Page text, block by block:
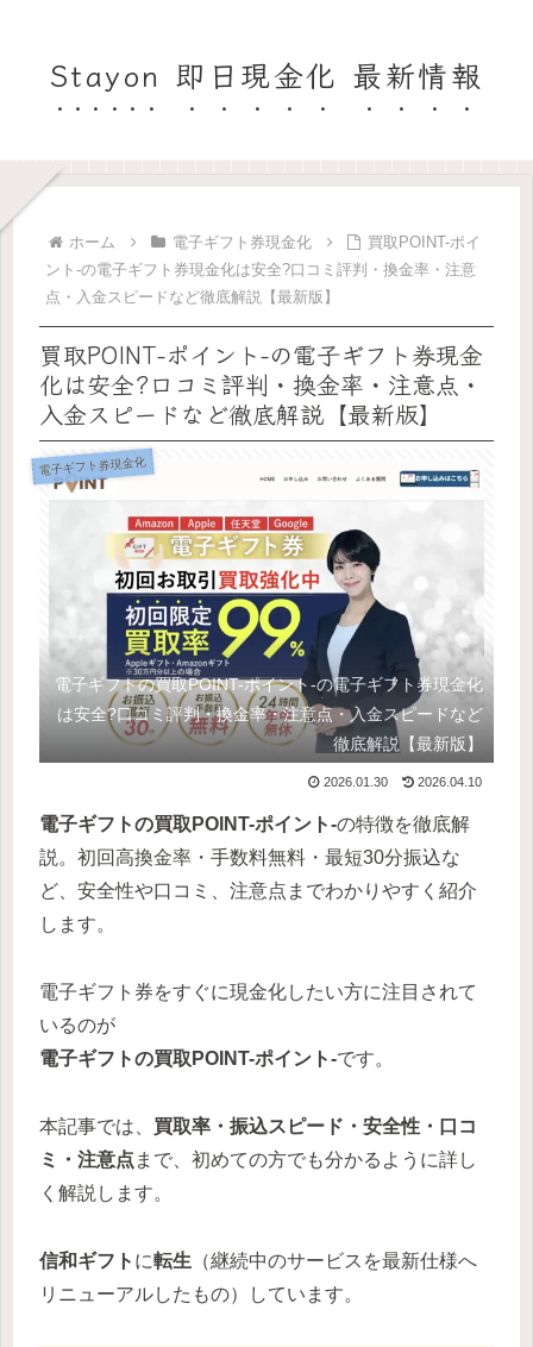
Stayon 即日現金化 最新情報
ホーム 電子ギフト券現金化
買取POINT-ポイ
ント-の電子ギフト券現金化は安全?口コミ評判・換金率・注意
点・入金スピードなど徹底解説【最新版】
買取POINT-ポイント-の電子ギフト券現金
化は安全?口コミ評判・換金率・注意点・
入金スピードなど徹底解説【最新版】
電子ギフト券現金化
電子ギフトの買取POINT-ポイント-の電子ギフト券現金化
は安全?口コミ評判・換金率・注意点・入金スピードなど
徹底解説【最新版】
2026.01.30 2026.04.10
電子ギフトの買取POINT-ポイント-の特徴を徹底解
説。初回高換金率・手数料無料・最短30分振込な
ど、安全性や口コミ、注意点までわかりやすく紹介
します。
電子ギフト券をすぐに現金化したい方に注目されて
いるのが
電子ギフトの買取POINT-ポイント-です。
本記事では、 買取率・振込スピード・安全性・口コ
ミ・注意点 まで、初めての方でも分かるように詳し
く解説します。
信和ギフト に転生 （継続中のサービスを最新仕様へ
リニューアルしたもの）しています。